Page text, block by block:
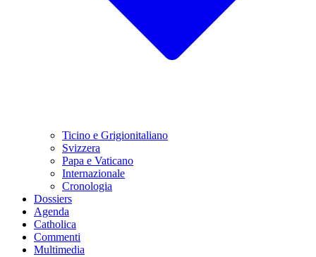
Ticino e Grigionitaliano
Svizzera
Papa e Vaticano
Internazionale
Cronologia
Dossiers
Agenda
Catholica
Commenti
Multimedia